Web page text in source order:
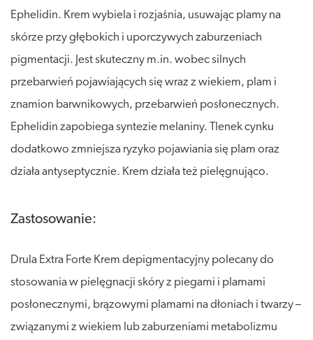
Ephelidin. Krem wybiela i rozjaśnia, usuwając plamy na
skórze przy głębokich i uporczywych zaburzeniach
pigmentacji. Jest skuteczny m.in. wobec silnych
przebarwień pojawiających się wraz z wiekiem, plam i
znamion barwnikowych, przebarwień posłonecznych.
Ephelidin zapobiega syntezie melaniny. Tlenek cynku
dodatkowo zmniejsza ryzyko pojawiania się plam oraz
działa antyseptycznie. Krem działa też pielęgnująco.
Zastosowanie:
Drula Extra Forte Krem depigmentacyjny polecany do
stosowania w pielęgnacji skóry z piegami i plamami
posłonecznymi, brązowymi plamami na dłoniach i twarzy –
związanymi z wiekiem lub zaburzeniami metabolizmu